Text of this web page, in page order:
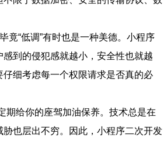
“低调”有时也是一种美德。小程序
到的侵犯感就越小，安全性也就越
细考虑每一个权限请求是否真的必
给你的座驾加油保养。技术总是在
也层出不穷。因此，小程序二次开发